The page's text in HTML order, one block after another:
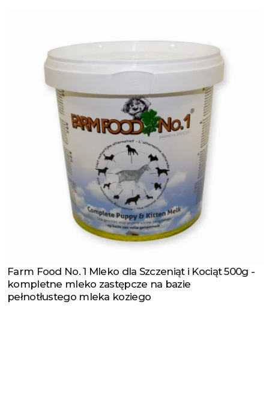
Zobacz produkt
Farm Food No. 1 Mleko dla Szczeniąt i Kociąt 500g -
kompletne mleko zastępcze na bazie
pełnotłustego mleka koziego